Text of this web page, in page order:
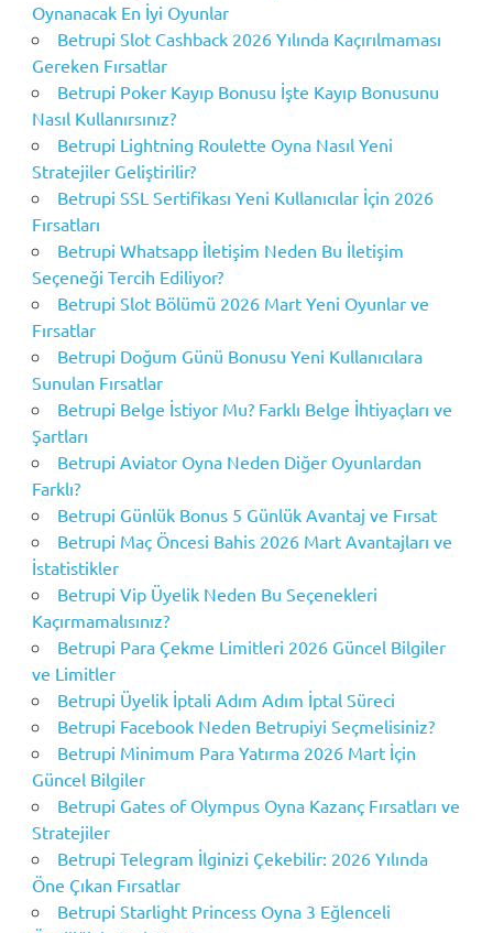
Oynanacak En İyi Oyunlar
Betrupi Slot Cashback 2026 Yılında Kaçırılmaması
Gereken Fırsatlar
Betrupi Poker Kayıp Bonusu İşte Kayıp Bonusunu
Nasıl Kullanırsınız?
Betrupi Lightning Roulette Oyna Nasıl Yeni
Stratejiler Geliştirilir?
Betrupi SSL Sertifikası Yeni Kullanıcılar İçin 2026
Fırsatları
Betrupi Whatsapp İletişim Neden Bu İletişim
Seçeneği Tercih Ediliyor?
Betrupi Slot Bölümü 2026 Mart Yeni Oyunlar ve
Fırsatlar
Betrupi Doğum Günü Bonusu Yeni Kullanıcılara
Sunulan Fırsatlar
Betrupi Belge İstiyor Mu? Farklı Belge İhtiyaçları ve
Şartları
Betrupi Aviator Oyna Neden Diğer Oyunlardan
Farklı?
Betrupi Günlük Bonus 5 Günlük Avantaj ve Fırsat
Betrupi Maç Öncesi Bahis 2026 Mart Avantajları ve
İstatistikler
Betrupi Vip Üyelik Neden Bu Seçenekleri
Kaçırmamalısınız?
Betrupi Para Çekme Limitleri 2026 Güncel Bilgiler
ve Limitler
Betrupi Üyelik İptali Adım Adım İptal Süreci
Betrupi Facebook Neden Betrupiyi Seçmelisiniz?
Betrupi Minimum Para Yatırma 2026 Mart İçin
Güncel Bilgiler
Betrupi Gates of Olympus Oyna Kazanç Fırsatları ve
Stratejiler
Betrupi Telegram İlginizi Çekebilir: 2026 Yılında
Öne Çıkan Fırsatlar
Betrupi Starlight Princess Oyna 3 Eğlenceli